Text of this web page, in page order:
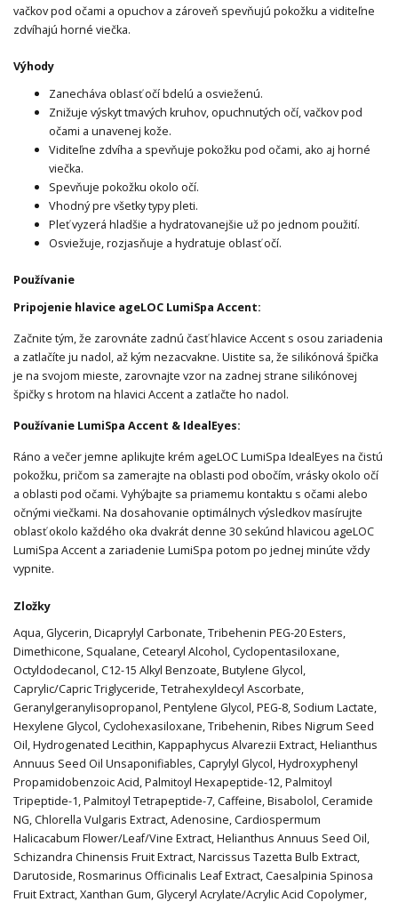
vačkov pod očami a opuchov a zároveň spevňujú pokožku a viditeľne
zdvíhajú horné viečka.
Výhody
Zanecháva oblasť očí bdelú a osvieženú.
Znižuje výskyt tmavých kruhov, opuchnutých očí, vačkov pod
očami a unavenej kože.
Viditeľne zdvíha a spevňuje pokožku pod očami, ako aj horné
viečka.
Spevňuje pokožku okolo očí.
Vhodný pre všetky typy pleti.
Pleť vyzerá hladšie a hydratovanejšie už po jednom použití.
Osviežuje, rozjasňuje a hydratuje oblasť očí.
Používanie
Pripojenie hlavice ageLOC LumiSpa Accent:
Začnite tým, že zarovnáte zadnú časť hlavice Accent s osou zariadenia
a zatlačíte ju nadol, až kým nezacvakne. Uistite sa, že silikónová špička
je na svojom mieste, zarovnajte vzor na zadnej strane silikónovej
špičky s hrotom na hlavici Accent a zatlačte ho nadol.
Používanie LumiSpa Accent & IdealEyes:
Ráno a večer jemne aplikujte krém ageLOC LumiSpa IdealEyes na čistú
pokožku, pričom sa zamerajte na oblasti pod obočím, vrásky okolo očí
a oblasti pod očami. Vyhýbajte sa priamemu kontaktu s očami alebo
očnými viečkami. Na dosahovanie optimálnych výsledkov masírujte
oblasť okolo každého oka dvakrát denne 30 sekúnd hlavicou ageLOC
LumiSpa Accent a zariadenie LumiSpa potom po jednej minúte vždy
vypnite.
Zložky
Aqua, Glycerin, Dicaprylyl Carbonate, Tribehenin PEG-20 Esters,
Dimethicone, Squalane, Cetearyl Alcohol, Cyclopentasiloxane,
Octyldodecanol, C12-15 Alkyl Benzoate, Butylene Glycol,
Caprylic/Capric Triglyceride, Tetrahexyldecyl Ascorbate,
Geranylgeranylisopropanol, Pentylene Glycol, PEG-8, Sodium Lactate,
Hexylene Glycol, Cyclohexasiloxane, Tribehenin, Ribes Nigrum Seed
Oil, Hydrogenated Lecithin, Kappaphycus Alvarezii Extract, Helianthus
Annuus Seed Oil Unsaponifiables, Caprylyl Glycol, Hydroxyphenyl
Propamidobenzoic Acid, Palmitoyl Hexapeptide-12, Palmitoyl
Tripeptide-1, Palmitoyl Tetrapeptide-7, Caffeine, Bisabolol, Ceramide
NG, Chlorella Vulgaris Extract, Adenosine, Cardiospermum
Halicacabum Flower/Leaf/Vine Extract, Helianthus Annuus Seed Oil,
Schizandra Chinensis Fruit Extract, Narcissus Tazetta Bulb Extract,
Darutoside, Rosmarinus Officinalis Leaf Extract, Caesalpinia Spinosa
Fruit Extract, Xanthan Gum, Glyceryl Acrylate/Acrylic Acid Copolymer,